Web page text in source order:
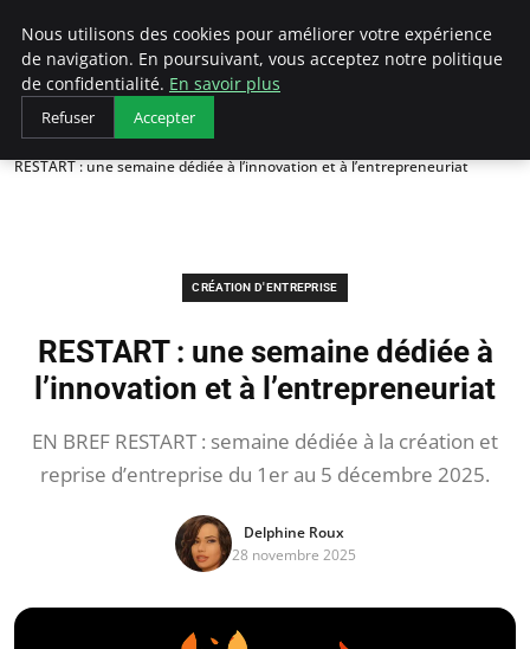
LECFCM
Accueil
Création d'entreprise
RESTART : une semaine dédiée à l’innovation et à l’entrepreneuriat
CRÉATION D'ENTREPRISE
RESTART : une semaine dédiée à
l’innovation et à l’entrepreneuriat
EN BREF RESTART : semaine dédiée à la création et
reprise d’entreprise du 1er au 5 décembre 2025.
Delphine Roux
28 novembre 2025
Nous utilisons des cookies pour améliorer votre expérience
de navigation. En poursuivant, vous acceptez notre politique
de confidentialité. En savoir plus
Refuser Accepter